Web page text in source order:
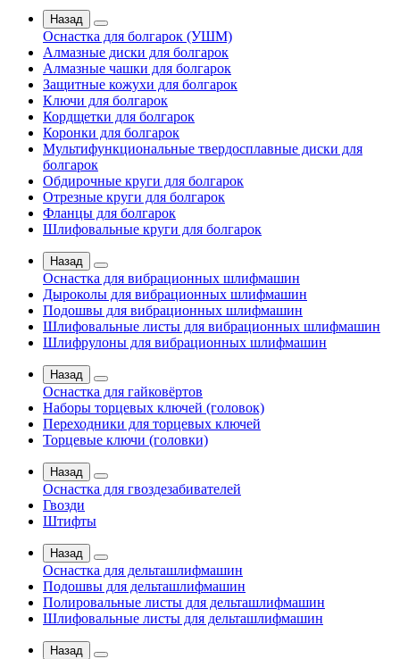
Назад
Оснастка для болгарок (УШМ)
Алмазные диски для болгарок
Алмазные чашки для болгарок
Защитные кожухи для болгарок
Ключи для болгарок
Кордщетки для болгарок
Коронки для болгарок
Мультифункциональные твердосплавные диски для
болгарок
Обдирочные круги для болгарок
Отрезные круги для болгарок
Фланцы для болгарок
Шлифовальные круги для болгарок
Назад
Оснастка для вибрационных шлифмашин
Дыроколы для вибрационных шлифмашин
Подошвы для вибрационных шлифмашин
Шлифовальные листы для вибрационных шлифмашин
Шлифрулоны для вибрационных шлифмашин
Назад
Оснастка для гайковёртов
Наборы торцевых ключей (головок)
Переходники для торцевых ключей
Торцевые ключи (головки)
Назад
Оснастка для гвоздезабивателей
Гвозди
Штифты
Назад
Оснастка для дельташлифмашин
Подошвы для дельташлифмашин
Полировальные листы для дельташлифмашин
Шлифовальные листы для дельташлифмашин
Назад